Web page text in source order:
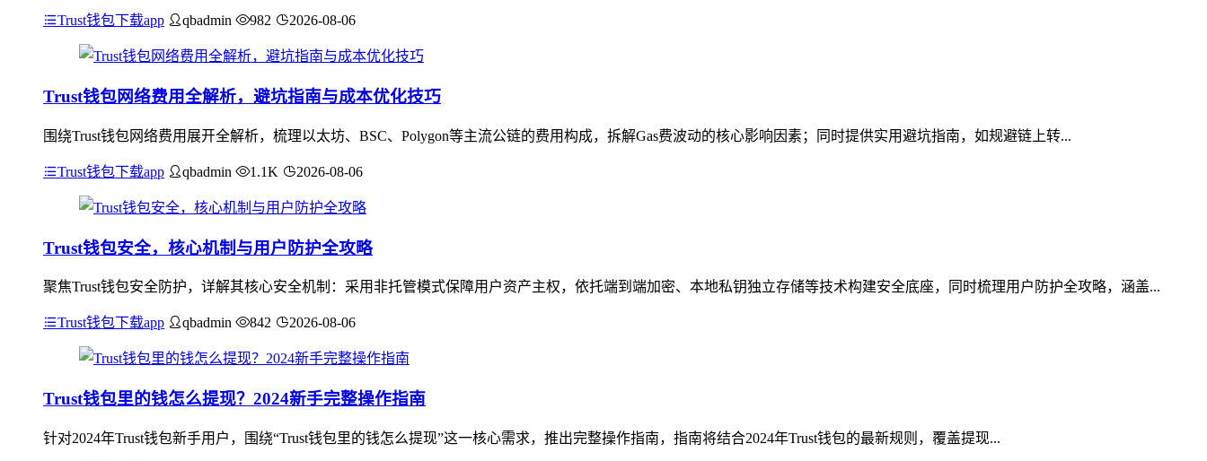
Trust钱包下载app qbadmin 982 2026-08-06
Trust钱包网络费用全解析，避坑指南与成本优化技巧
围绕Trust钱包网络费用展开全解析，梳理以太坊、BSC、Polygon等主流公链的费用构成，拆解Gas费波动的核心影响因素；同时提供实用避坑指南，如规避链上转...
Trust钱包下载app qbadmin 1.1K 2026-08-06
Trust钱包安全，核心机制与用户防护全攻略
聚焦Trust钱包安全防护，详解其核心安全机制：采用非托管模式保障用户资产主权，依托端到端加密、本地私钥独立存储等技术构建安全底座，同时梳理用户防护全攻略，涵盖...
Trust钱包下载app qbadmin 842 2026-08-06
Trust钱包里的钱怎么提现？2024新手完整操作指南
针对2024年Trust钱包新手用户，围绕“Trust钱包里的钱怎么提现”这一核心需求，推出完整操作指南，指南将结合2024年Trust钱包的最新规则，覆盖提现...